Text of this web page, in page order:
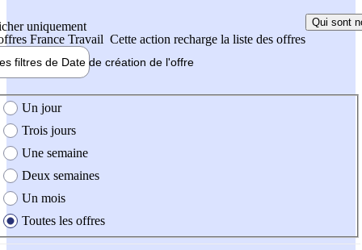
uniquement
France Travail Cette action recharge la liste des offres
Qui sont
filtres de Date de création de l'offre
création de l'offre
Un jour
Trois jours
Une semaine
Deux semaines
Un mois
Toutes les offres